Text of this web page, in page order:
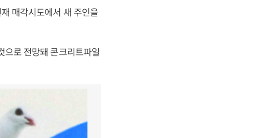
매각시도에서 새 주인을
으로 전망돼 콘크리트파일